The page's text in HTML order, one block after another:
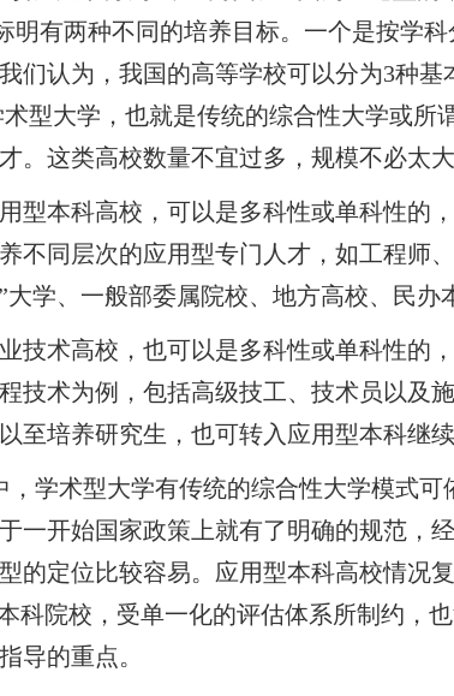
明有两种不同的培养目标。一个是按学
们认为，我国的高等学校可以分为3种基
大学，也就是传统的综合性大学或所
。这类高校数量不宜过多，规模不必太
型本科高校，可以是多科性或单科性的
不同层次的应用型专门人才，如工程师
大学、一般部委属院校、地方高校、民办
技术高校，也可以是多科性或单科性的
技术为例，包括高级技工、技术员以及
至培养研究生，也可转入应用型本科继
，学术型大学有传统的综合性大学模式
一开始国家政策上就有了明确的规范，
的定位比较容易。应用型本科高校情况
科院校，受单一化的评估体系所制约，
导的重点。